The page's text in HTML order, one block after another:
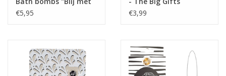
een Vriendin zoals jij" -
€5,95
€3,99